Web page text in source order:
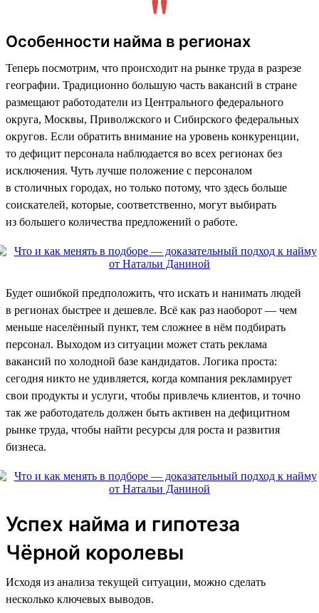
Особенности найма в регионах
Теперь посмотрим, что происходит на рынке труда в разрезе
географии. Традиционно большую часть вакансий в стране
размещают работодатели из Центрального федерального
округа, Москвы, Приволжского и Сибирского федеральных
округов. Если обратить внимание на уровень конкуренции,
то дефицит персонала наблюдается во всех регионах без
исключения. Чуть лучше положение с персоналом
в столичных городах, но только потому, что здесь больше
соискателей, которые, соответственно, могут выбирать
из большего количества предложений о работе.
Будет ошибкой предположить, что искать и нанимать людей
в регионах быстрее и дешевле. Всё как раз наоборот — чем
меньше населённый пункт, тем сложнее в нём подбирать
персонал. Выходом из ситуации может стать реклама
вакансий по холодной базе кандидатов. Логика проста:
сегодня никто не удивляется, когда компания рекламирует
свои продукты и услуги, чтобы привлечь клиентов, и точно
так же работодатель должен быть активен на дефицитном
рынке труда, чтобы найти ресурсы для роста и развития
бизнеса.
Успех найма и гипотеза
Чёрной королевы
Исходя из анализа текущей ситуации, можно сделать
несколько ключевых выводов.